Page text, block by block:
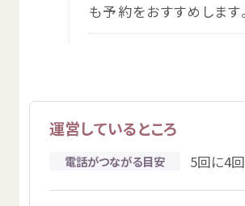
も予約をおすすめします。
運営しているところ
電話がつながる目安 5回に4